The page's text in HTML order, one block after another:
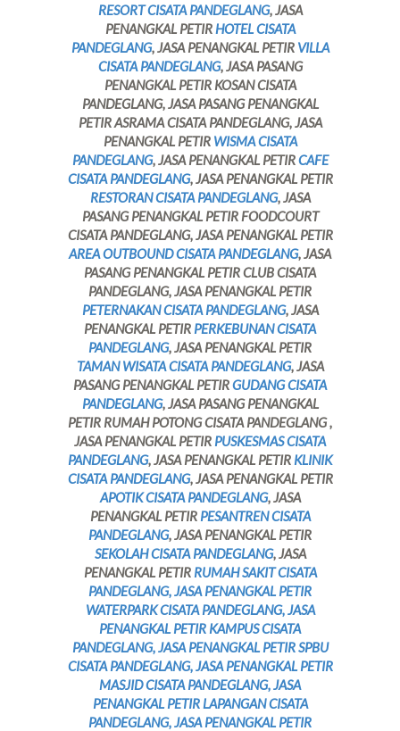
RESORT CISATA PANDEGLANG, JASA
PENANGKAL PETIRHOTEL CISATA
PANDEGLANG, JASA PENANGKAL PETIR VILLA
CISATA PANDEGLANG, JASA PASANG
PENANGKAL PETIR KOSAN CISATA
PANDEGLANG, JASA PASANG PENANGKAL
PETIR ASRAMA CISATA PANDEGLANG, JASA
PENANGKAL PETIR WISMA CISATA
PANDEGLANG, JASA PENANGKAL PETIRCAFE
CISATA PANDEGLANG, JASA PENANGKAL PETIR
RESTORAN CISATA PANDEGLANG, JASA
PASANG PENANGKAL PETIR FOODCOURT
CISATA PANDEGLANG, JASA PENANGKAL PETIR
AREA OUTBOUND CISATA PANDEGLANG, JASA
PASANG PENANGKAL PETIR CLUB CISATA
PANDEGLANG, JASA PENANGKAL PETIR
PETERNAKAN CISATA PANDEGLANG, JASA
PENANGKAL PETIR PERKEBUNAN CISATA
PANDEGLANG, JASA PENANGKAL PETIR
TAMAN WISATA CISATA PANDEGLANG, JASA
PASANG PENANGKAL PETIRGUDANG CISATA
PANDEGLANG, JASA PASANG PENANGKAL
PETIR RUMAH POTONG CISATA PANDEGLANG ,
JASA PENANGKAL PETIR PUSKESMAS CISATA
PANDEGLANG, JASA PENANGKAL PETIR KLINIK
CISATA PANDEGLANG, JASA PENANGKAL PETIR
APOTIK CISATA PANDEGLANG, JASA
PENANGKAL PETIR PESANTREN CISATA
PANDEGLANG, JASA PENANGKAL PETIR
SEKOLAH CISATA PANDEGLANG, JASA
PENANGKAL PETIR RUMAH SAKIT CISATA
PANDEGLANG, JASA PENANGKAL PETIR
WATERPARK CISATA PANDEGLANG, JASA
PENANGKAL PETIR KAMPUS CISATA
PANDEGLANG, JASA PENANGKAL PETIR SPBU
CISATA PANDEGLANG, JASA PENANGKAL PETIR
MASJID CISATA PANDEGLANG, JASA
PENANGKAL PETIR LAPANGAN CISATA
PANDEGLANG, JASA PENANGKAL PETIR